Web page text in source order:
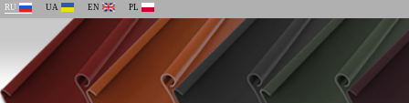
RU UA EN PL